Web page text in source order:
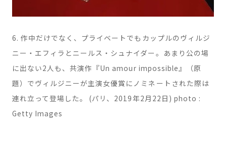
6. 作中だけでなく、プライベートでもカップルのヴィルジ
ニー・エフィラとニールス・シュナイダー。あまり公の場
に出ない2人も、共演作『Un amour impossible』（原
題）でヴィルジニーが主演女優賞にノミネートされた際は
連れ立って登場した。 (パリ、2019年2月22日) photo :